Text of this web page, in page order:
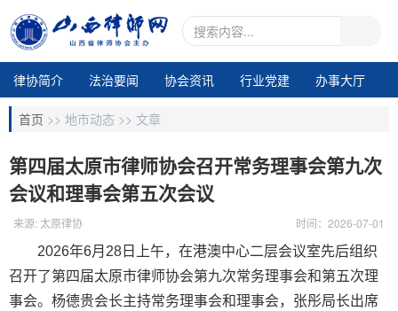
律协简介 法治要闻 协会资讯 行业党建
办事大厅
地市动态
业务交流
首页 >> 地市动态 >> 文章
第四届太原市律师协会召开常务理事会第九次
会议和理事会第五次会议
来源: 太原律协
时间：2026-07-01
2026年6月28日上午，在港澳中心二层会议室先后组织
召开了第四届太原市律师协会第九次常务理事会和第五次理
事会。杨德贵会长主持常务理事会和理事会，张彤局长出席